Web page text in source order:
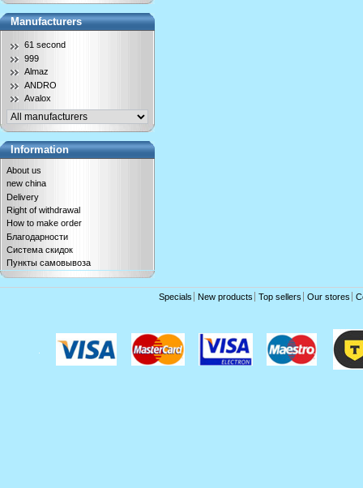
Manufacturers
61 second
999
Almaz
ANDRO
Avalox
Information
About us
new china
Delivery
Right of withdrawal
How to make order
Благодарности
Система скидок
Пункты самовывоза
Specials New products Top sellers Our stores